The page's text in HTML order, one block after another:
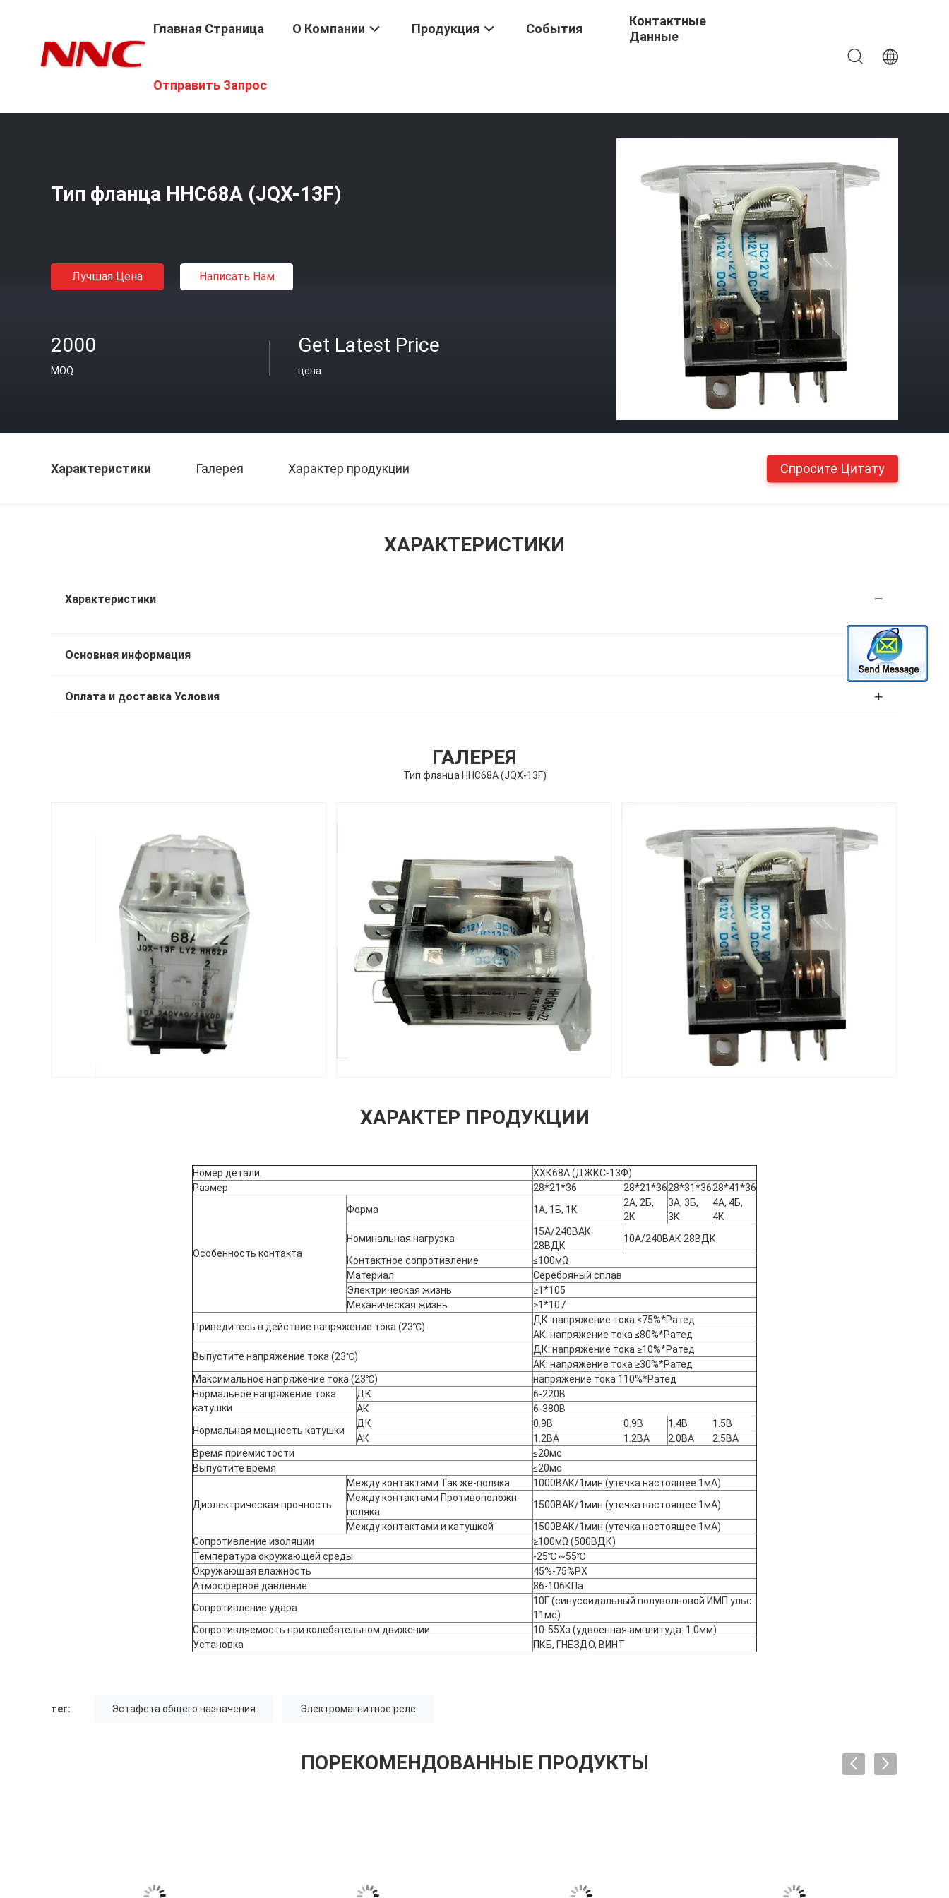
Главная Страница О Компании Продукция События
Контактные
Данные
Отправить Запрос
Тип фланца HHC68A (JQX-13F)
Лучшая Цена Написать Нам
2000
MOQ
Get Latest Price
цена
Характеристики Галерея Характер продукции Спросите Цитату
ХАРАКТЕРИСТИКИ
Характеристики
Основная информация
Оплата и доставка Условия
ГАЛЕРЕЯ
Тип фланца HHC68A (JQX-13F)
ХАРАКТЕР ПРОДУКЦИИ
Номер детали.
ХХК68А (ДЖКС-13Ф)
Размер
28*21*36 28*21*3628*31*3628*41*36
Особенность контакта
Форма 1А, 1Б, 1К
2А, 2Б,
2К
3А, 3Б,
3К
4А, 4Б,
4К
Номинальная нагрузка
15А/240ВАК
28ВДК
10А/240ВАК 28ВДК
Контактное сопротивление
≤100мΩ
Материал
Серебряный сплав
Электрическая жизнь
≥1*105
Механическая жизнь
≥1*107
Приведитесь в действие напряжение тока (23℃)
ДК: напряжение тока ≤75%*Ратед
АК: напряжение тока ≤80%*Ратед
Выпустите напряжение тока (23℃)
ДК: напряжение тока ≥10%*Ратед
АК: напряжение тока ≥30%*Ратед
Максимальное напряжение тока (23℃)
напряжение тока 110%*Ратед
Нормальное напряжение тока
катушки
ДК
6-220В
АК
6-380В
Нормальная мощность катушки
ДК 0.9В 0.9В 1.4В
1.5В
АК
1.2ВА 1.2ВА 2.0ВА
2.5ВА
Время приемистости
≤20мс
Выпустите время
≤20мс
Диэлектрическая прочность
Между контактами Так же-поляка
1000ВАК/1мин (утечка настоящее 1мА)
Между контактами Противоположн-
поляка
1500ВАК/1мин (утечка настоящее 1мА)
Между контактами и катушкой
1500ВАК/1мин (утечка настоящее 1мА)
Сопротивление изоляции
≥100мΩ (500ВДК)
Температура окружающей среды
-25℃ ~55℃
Окружающая влажность
45%-75%РХ
Атмосферное давление
86-106КПа
Сопротивление удара
10Г (синусоидальный полуволновой ИМП ульс:
11мс)
Сопротивляемость при колебательном движении
10-55Хз (удвоенная амплитуда: 1.0мм)
Установка
ПКБ, ГНЕЗДО, ВИНТ
тег: Эстафета общего назначения Электромагнитное реле
ПОРЕКОМЕНДОВАННЫЕ ПРОДУКТЫ